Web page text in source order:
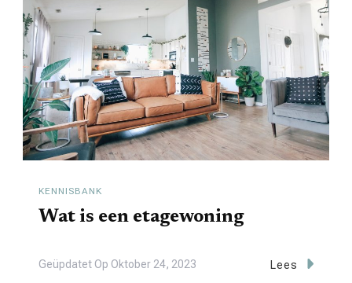
KENNISBANK
Wat is een etagewoning
Geüpdatet Op Oktober 24, 2023 Lees